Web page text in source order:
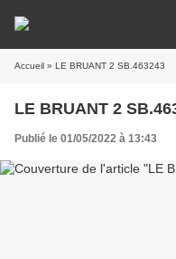
Accueil » LE BRUANT 2 SB.463243
LE BRUANT 2
Publié le 01/05/2022 à 13:43